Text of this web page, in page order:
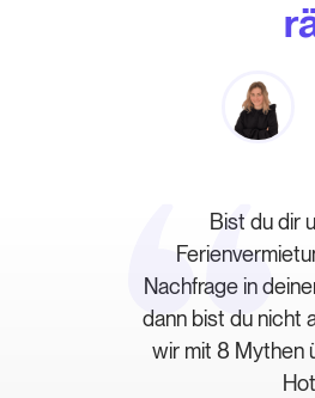
Bist du dir
Nachfrage in
dann bist du nicht
wir mit 8 Mythen